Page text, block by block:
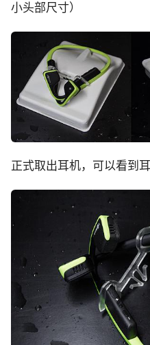
小头部尺寸）
正式取出耳机，可以看到